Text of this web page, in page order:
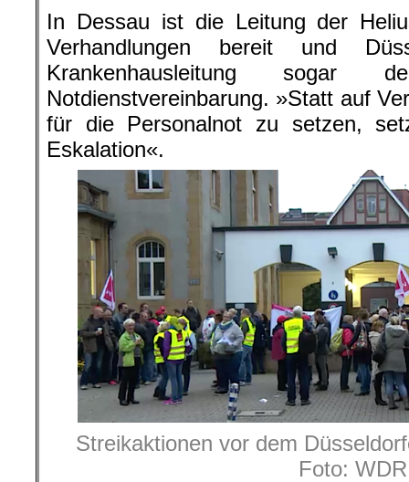
In Dessau ist die Leitung der
Verhandlungen bereit und
Krankenhausleitung sogar
Notdienstvereinbarung. »Statt auf
für die Personalnot zu setzen,
Eskalation«.
Streikaktionen vor dem
Foto: WDR